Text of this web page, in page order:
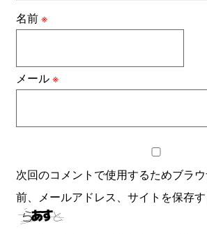
名前※
メール※
次回のコメントで使用するためブラ
前、メールアドレス、サイトを保存す